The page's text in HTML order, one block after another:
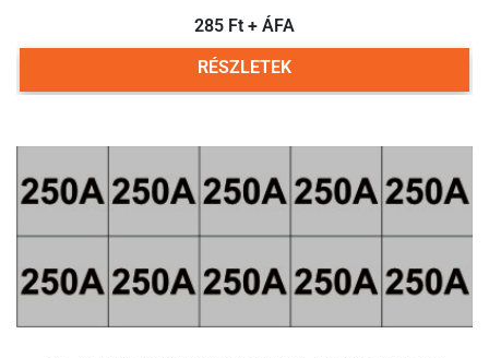
285 Ft + ÁFA
RÉSZLETEK